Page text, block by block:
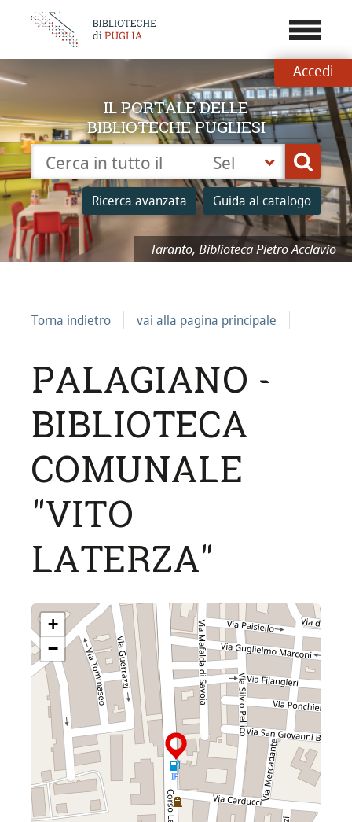
???
Accedi
Taranto, Biblioteca Pietro Acclavio
IL PORTALE DELLE
BIBLIOTECHE PUGLIESI
Cerca su "Catalogo"
Cerca
Ricerca avanzata Guida al catalogo
Seleziona
la
tua
biblioteca
Torna indietro vai alla pagina principale
PALAGIANO -
BIBLIOTECA
COMUNALE
"VITO
LATERZA"
+
−